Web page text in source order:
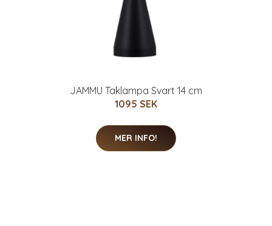
JAMMU Taklampa Svart 14 cm
1095 SEK
MER INFO!